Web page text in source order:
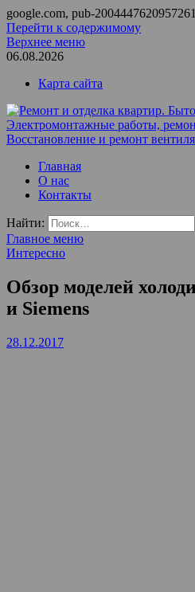
google.com, pub-
Перейти к содержимому
Верхнее меню
06.08.2026
Карта сайта
Ремонт и отделка квартир.
Электромонтажные работы,
Восстановление и ремонт
ООО Домус — ремонт квартир,
вентиляции, монтаж систем
Главная
О нас
Контакты
Найти:
Главное меню
Интересно
Обзор моделей
и Siemens
28.12.2017